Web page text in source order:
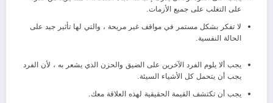
على التغلب على جميع الأزمات.
لا تفكر بشكل مستمر في مواقف غير مريحة ، والتي لها تأثير جيد على
الحالة النفسية.
يجب ألا يلوم الفرد الآخرين على الضيق والحزن الذي يشعر به ، لأن الفرد
يجب أن يتحمل كل الأشياء السيئة.
يجب أن تكتشف القيمة الحقيقية لهذه العلاقة معك.